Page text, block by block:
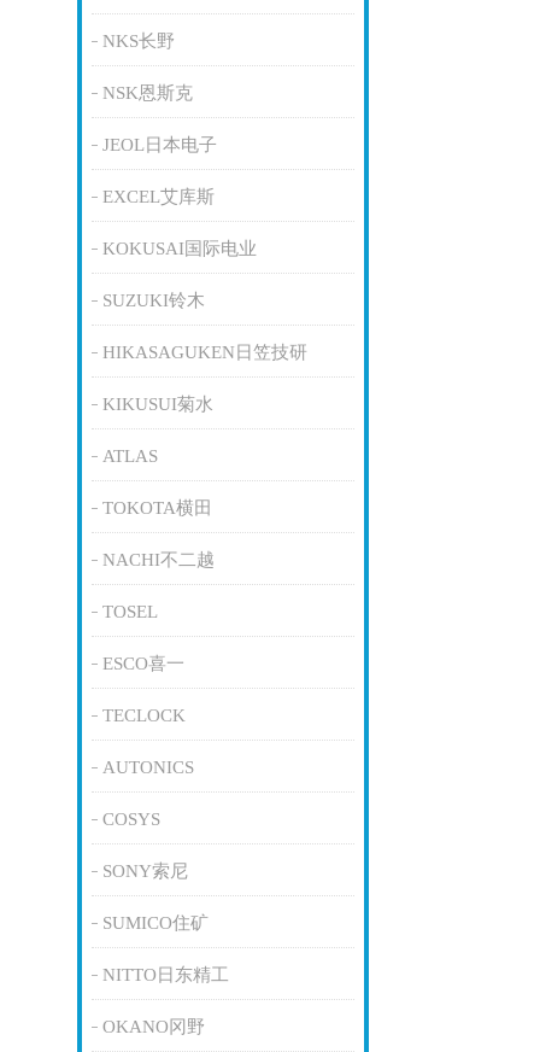
NKS长野
NSK恩斯克
JEOL日本电子
EXCEL艾库斯
KOKUSAI国际电业
SUZUKI铃木
HIKASAGUKEN日笠技研
KIKUSUI菊水
ATLAS
TOKOTA横田
NACHI不二越
TOSEL
ESCO喜一
TECLOCK
AUTONICS
COSYS
SONY索尼
SUMICO住矿
NITTO日东精工
OKANO冈野